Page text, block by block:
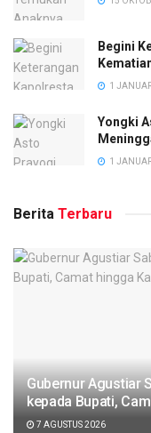
Begini
1
Yongki
1
Berita Terbaru
Gubernur Agustiar
kepada Bupati,
7 AGUSTUS 2026